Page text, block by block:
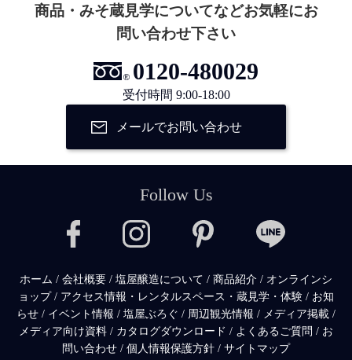
商品・みそ蔵見学についてなどお気軽にお
問い合わせ下さい
0120-480029
受付時間 9:00-18:00
メールでお問い合わせ
Follow Us
ホーム / 会社概要 / 塩屋醸造について / 商品紹介 / オンラインシ
ョップ/ アクセス情報・レンタルスペース・蔵見学・体験 / お知
らせ / イベント情報 / 塩屋ぶろぐ / 周辺観光情報 / メディア掲載 /
メディア向け資料 / カタログダウンロード / よくあるご質問 / お
問い合わせ / 個人情報保護方針 / サイトマップ